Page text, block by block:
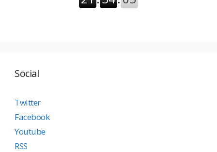
Social
Twitter
Facebook
Youtube
RSS